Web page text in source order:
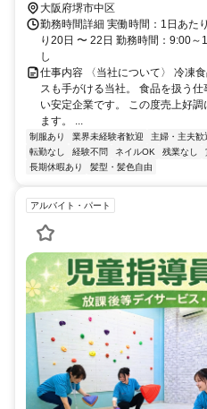
大阪府堺市中区
勤務時間詳細 実働時間：1日あた
り20日 〜 22日 勤務時間：9:00
し
仕事内容 〈当社について〉 冷凍
スも手がける当社。 食品を扱う
い安定企業です。 この度売上好
ます。 ...
制服あり 業界未経験者歓迎 主婦・主夫歓
転勤なし
経験不問 ネイルOK 残業なし
長期休暇あり
髪型・髪色自由
アルバイト・パート